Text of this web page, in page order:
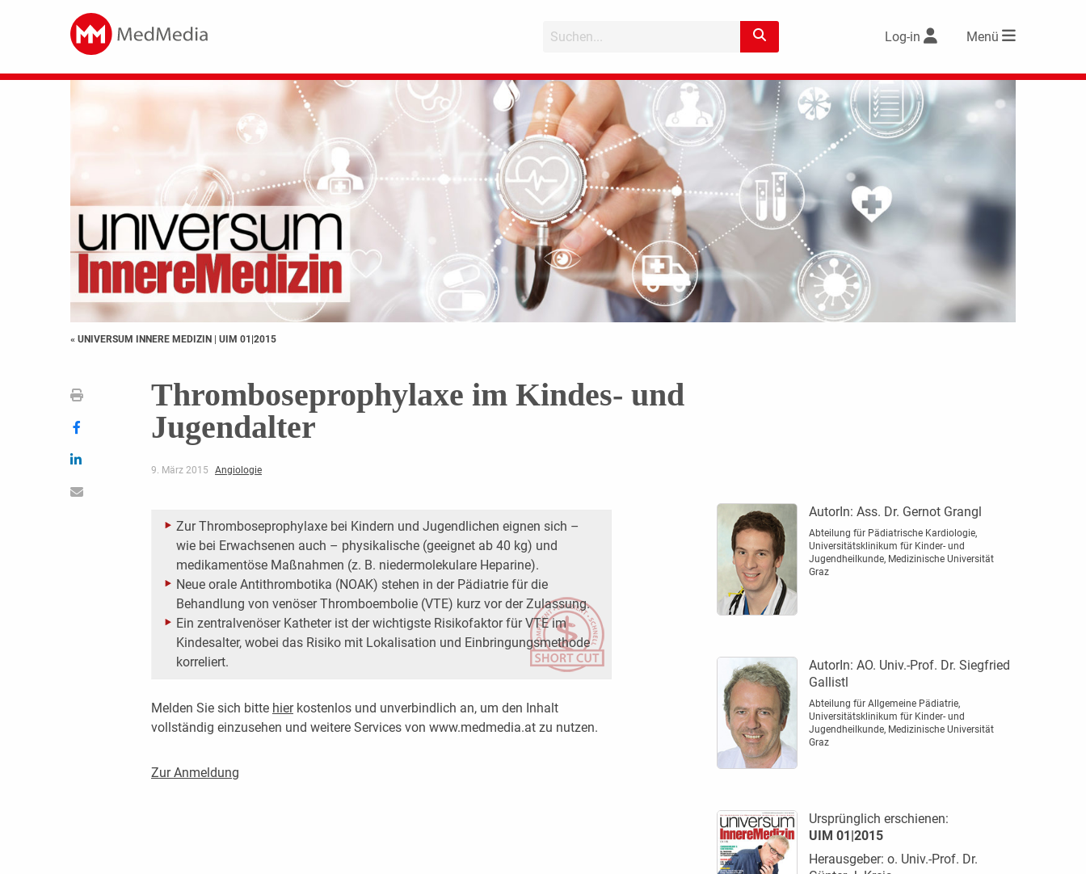
Log-in Menü
« UNIVERSUM INNERE MEDIZIN | UIM 01|2015
Thromboseprophylaxe im Kindes- und
Jugendalter
9. März 2015 Angiologie
Zur Thromboseprophylaxe bei Kindern und Jugendlichen eignen sich –
wie bei Erwachsenen auch – physikalische (geeignet ab 40 kg) und
medikamentöse Maßnahmen (z. B. niedermolekulare Heparine).
Neue orale Antithrombotika (NOAK) stehen in der Pädiatrie für die
Behandlung von venöser Thromboembolie (VTE) kurz vor der Zulassung.
Ein zentralvenöser Katheter ist der wichtigste Risikofaktor für VTE im
Kindesalter, wobei das Risiko mit Lokalisation und Einbringungsmethode
korreliert.
Melden Sie sich bitte hierkostenlos und unverbindlich an, um den Inhalt
vollständig einzusehen und weitere Services von www.medmedia.at zu nutzen.
Zur Anmeldung
AutorIn: Ass. Dr. Gernot Grangl
Abteilung für Pädiatrische Kardiologie,
Universitätsklinikum für Kinder- und
Jugendheil­kunde, Medizinische Universität
Graz
AutorIn: AO. Univ.-Prof. Dr. Siegfried
Gallistl
Abteilung für Allgemeine Pädiatrie,
Universitätsklinikum für Kinder- und
Jugendheil­kunde, Medizinische Universität
Graz
Ursprünglich erschienen:
UIM 01|2015
Herausgeber: o. Univ.-Prof. Dr.